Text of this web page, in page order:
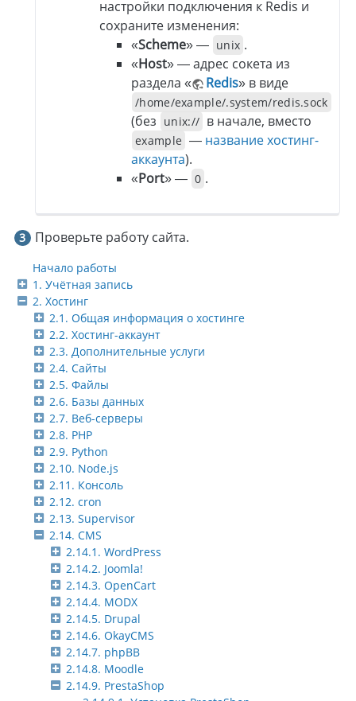
Начало работы
1. Учётная запись
2. Хостинг
2.1. Общая информация о хостинге
2.2. Хостинг-аккаунт
2.3. Дополнительные услуги
2.4. Сайты
2.5. Файлы
2.6. Базы данных
2.7. Веб-серверы
2.8. PHP
2.9. Python
2.10. Node.js
2.11. Консоль
2.12. cron
2.13. Supervisor
2.14. CMS
2.14.1. WordPress
2.14.2. Joomla!
2.14.3. OpenCart
2.14.4. MODX
2.14.5. Drupal
2.14.6. OkayCMS
2.14.7. phpBB
2.14.8. Moodle
2.14.9. PrestaShop
настройки подключения к Redis и
сохраните изменения:
«Scheme» — unix .
«Host» — адрес сокета из
раздела «
Redis» в виде
/home/example/.system/redis.sock
(без unix:// в начале, вместо
example — название хостинг-
аккаунта).
«Port» — 0 .
Проверьте работу сайта.